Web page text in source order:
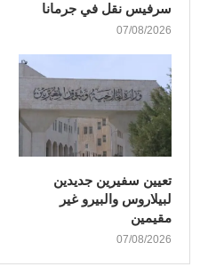
سرفيس نقل في جرمانا
07/08/2026
تعيين سفيرين جديدين
لبيلاروس والبيرو غير
مقيمين
07/08/2026